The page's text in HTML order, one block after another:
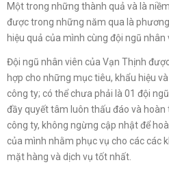
Một trong những thành quả và là
được trong những năm qua là
hiệu quả của mình cùng đội ngũ nhân
Đội ngũ nhân viên của Vạn Thịnh
hợp cho những mục tiêu, khẩu hiệu
công ty; có thể chưa phải là 01 đội
đầy quyết tâm luôn thấu đáo và
công ty, không ngừng cập nhật để
của mình nhằm phục vụ cho các các
mặt hàng và dịch vụ tốt nhất.